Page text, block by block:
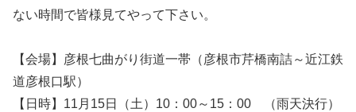
ない時間で皆様見てやって下さい。
【会場】彦根七曲がり街道一帯（彦根市芹橋南詰～近江鉄
道彦根口駅）
【日時】11月15日（土）10：00～15：00 （雨天決行）